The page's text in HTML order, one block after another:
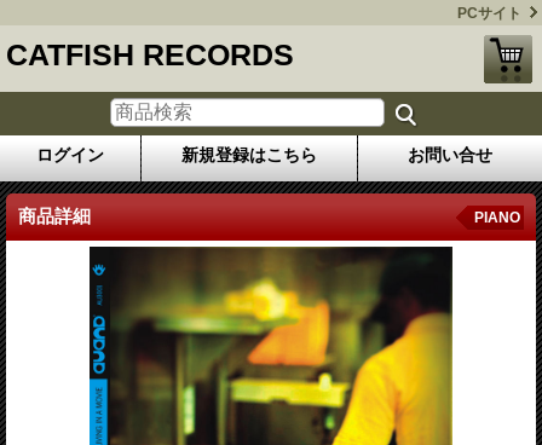
PCサイト
CATFISH RECORDS
ログイン 新規登録はこちら お問い合せ
商品詳細 PIANO